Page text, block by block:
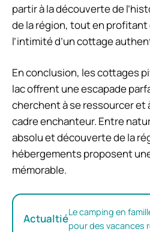
partir à la découverte de
de la région, tout en
l’intimité d’un cottage
En conclusion, les cottages
lac offrent une escapade
cherchent à se ressourcer et
cadre enchanteur. Entre
absolu et découverte de la
hébergements proposent
mémorable.
ActualtiéLe camping en
pour des vacances